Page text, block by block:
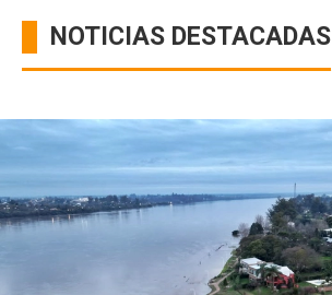
NOTICIAS DESTACADAS